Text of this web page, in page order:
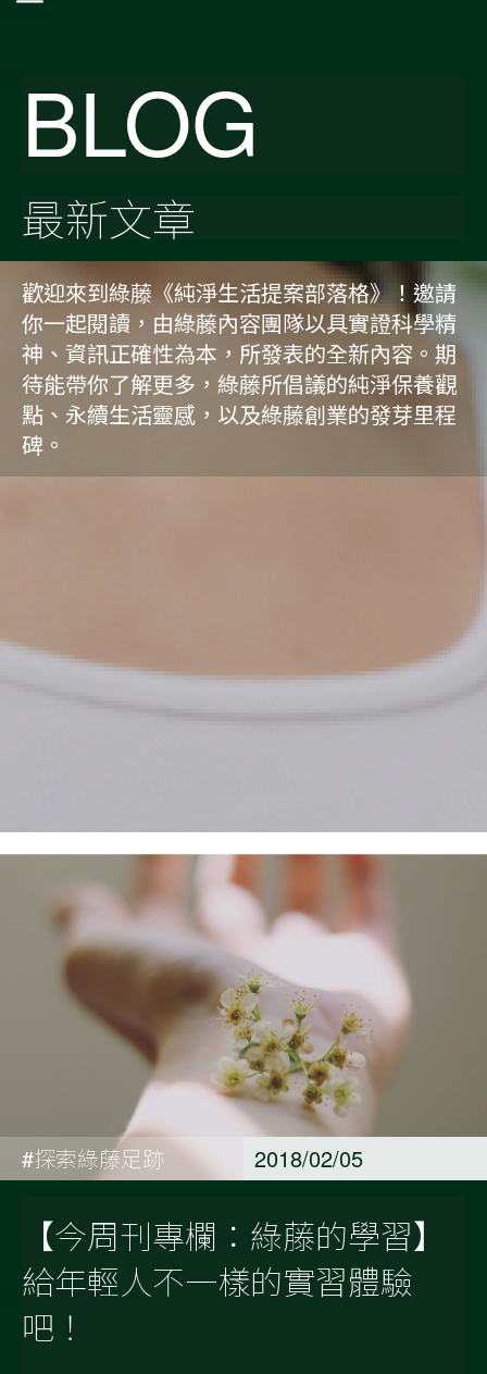
BLOG
最新文章
歡迎來到綠藤《純淨生活提案部落格》！邀請
你一起閱讀，由綠藤內容團隊以具實證科學精
神、資訊正確性為本，所發表的全新內容。期
待能帶你了解更多，綠藤所倡議的純淨保養觀
點、永續生活靈感，以及綠藤創業的發芽里程
碑。
#探索綠藤足跡 2018/02/05
【今周刊專欄：綠藤的學習】
給年輕人不一樣的實習體驗
吧！